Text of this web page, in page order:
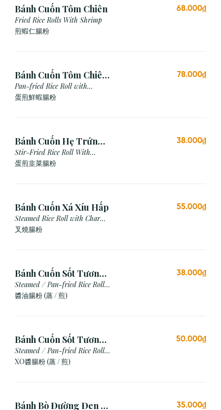
Bánh Cuốn Tôm Chiên
Fried Rice Rolls With Shrimp
煎蝦仁腸粉
68.000₫
Bánh Cuốn Tôm Chiên
Trứng
Pan-fried Rice Roll with
Shrimp & Egg
蛋煎鮮蝦腸粉
78.000₫
Bánh Cuốn Hẹ Trứng
Xào
Stir-Fried Rice Roll With
Chives & Egg
蛋煎⾲菜腸粉
38.000₫
Bánh Cuốn Xá Xíu Hấp
Steamed Rice Roll with Char
Siu
叉燒腸粉
55.000₫
Bánh Cuốn Sốt Tương
Xì Dầu (Hấp/Chiên)
Steamed / Pan-fried Rice Roll
with Soy Sauce
醬油腸粉 (蒸 / 煎)
38.000₫
Bánh Cuốn Sốt Tương
Xo (Hấp/Chiên)
Steamed / Pan-fried Rice Roll
with XO Sauce
XO醬腸粉 (蒸 / 煎)
50.000₫
Bánh Bò Đường Đen (1 35.000₫